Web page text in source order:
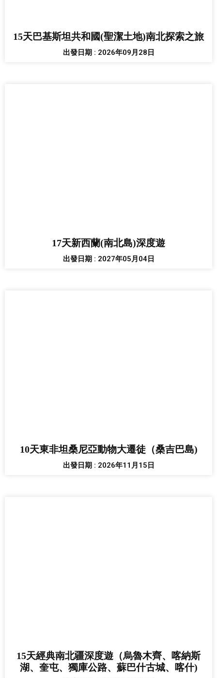
15天巴基斯坦共和國(聖潔土地)南北探索之旅
出發日期 : 2026年09月28日
17天新西蘭(南北島)深度遊
出發日期 : 2027年05月04日
10天東非坦桑尼亞動物大遷徒（桑吉巴島)
出發日期 : 2026年11月15日
15天經典南北疆深度遊（烏魯木齊、喀納斯
湖、奎屯、獨庫公路、蘇巴什古城、喀什)